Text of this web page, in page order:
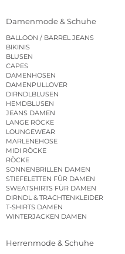
Damenmode & Schuhe
BALLOON / BARREL JEANS
BIKINIS
BLUSEN
CAPES
DAMENHOSEN
DAMENPULLOVER
DIRNDLBLUSEN
HEMDBLUSEN
JEANS DAMEN
LANGE RÖCKE
LOUNGEWEAR
MARLENEHOSE
MIDI RÖCKE
RÖCKE
SONNENBRILLEN DAMEN
STIEFELETTEN FÜR DAMEN
SWEATSHIRTS FÜR DAMEN
DIRNDL & TRACHTENKLEIDER
T-SHIRTS DAMEN
WINTERJACKEN DAMEN
Herrenmode & Schuhe